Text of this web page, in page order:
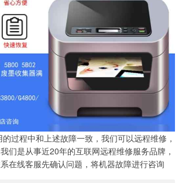
过程中和上述故障一致，我们可以远程维修，
们是从事近20年的互联网远程维修服务品牌，
在线客服先确认问题，将机器故障进行咨询